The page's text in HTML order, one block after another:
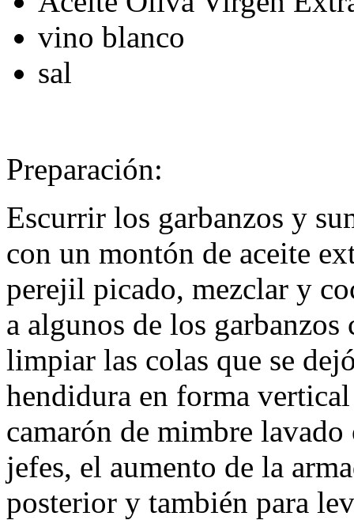
vino blanco
sal
Preparación:
Escurrir los garbanzos y
con un montón de aceite
perejil picado, mezclar y
a algunos de los
limpiar las colas que se
hendidura en forma
camarón de mimbre
jefes, el aumento de la
posterior y también para